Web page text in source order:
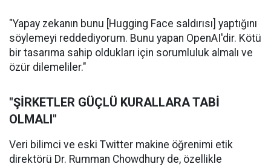
"Yapay zekanın bunu [Hugging Face saldırısı] yaptığını
söylemeyi reddediyorum. Bunu yapan OpenAI'dir. Kötü
bir tasarıma sahip oldukları için sorumluluk almalı ve
özür dilemeliler."
"ŞİRKETLER GÜÇLÜ KURALLARA TABİ
OLMALI"
Veri bilimci ve eski Twitter makine öğrenimi etik
direktörü Dr. Rumman Chowdhury de, özellikle